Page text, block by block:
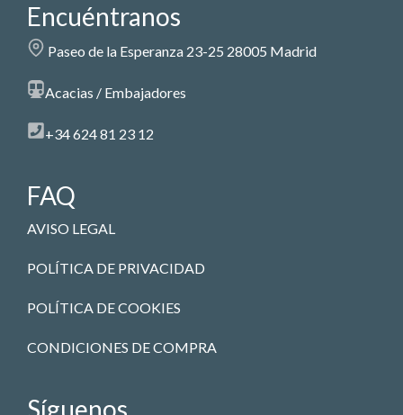
Encuéntranos
Paseo de la Esperanza 23-25 28005 Madrid
Acacias / Embajadores
+34 624 81 23 12
FAQ
AVISO LEGAL
POLÍTICA DE PRIVACIDAD
POLÍTICA DE COOKIES
CONDICIONES DE COMPRA
Síguenos